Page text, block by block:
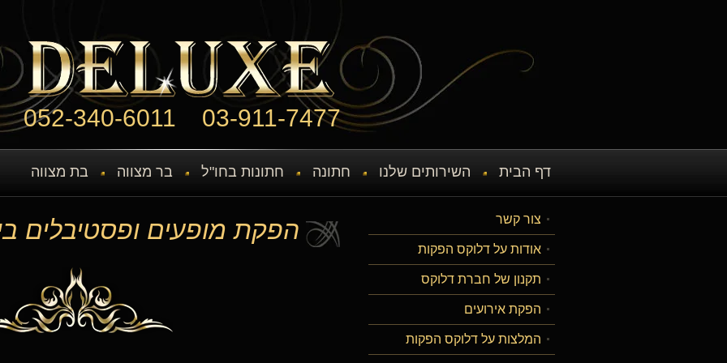
052-340-6011 03-911-7477
דף הבית השירותים שלנו חתונה חתונות בחו"ל בר מצווה בת מצווה
הפקת מופעים ופסטיבלים צור קשר
אודות על דלוקס הפקות
תקנון של חברת דלוקס
הפקת אירועים
המלצות על דלוקס הפקות